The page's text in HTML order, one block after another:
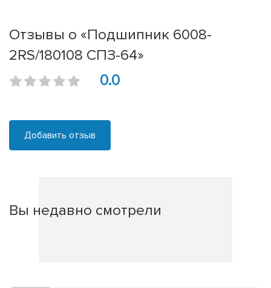
Отзывы о «Подшипник 6008-
2RS/180108 СПЗ-64»
0.0
Добавить отзыв
Вы недавно смотрели